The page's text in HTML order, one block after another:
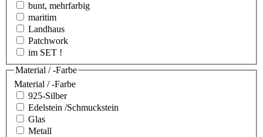
bunt, mehrfarbig
maritim
Landhaus
Patchwork
im SET !
Material / -Farbe
Material / -Farbe
925-Silber
Edelstein /Schmuckstein
Glas
Metall